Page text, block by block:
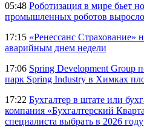
05:48 Роботизация в мире бьет
промышленных роботов
17:15 «Ренессанс Страхование»
аварийным днем недели
17:06 Spring Development Group
парк Spring Industry в Химках
17:22 Бухгалтер в штате или
компания «Бухгалтерский
специалиста выбрать в 2026 году